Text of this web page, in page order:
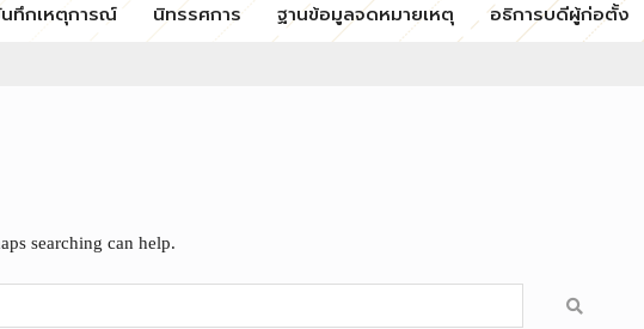
ทึกเหตุการณ์ นิทรรศการ ฐานข้อมูลจดหมายเหตุ อธิการบดีผู้ก่อตั้ง
searching can help.